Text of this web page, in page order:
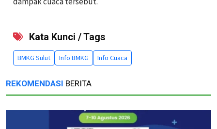
Kata Kunci / Tags
BMKG Sulut Info BMKG Info Cuaca
REKOMENDASI BERITA